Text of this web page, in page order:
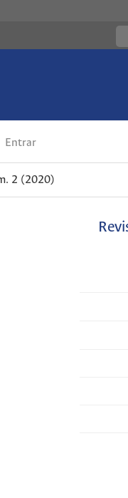
Entrar
2 (2020)